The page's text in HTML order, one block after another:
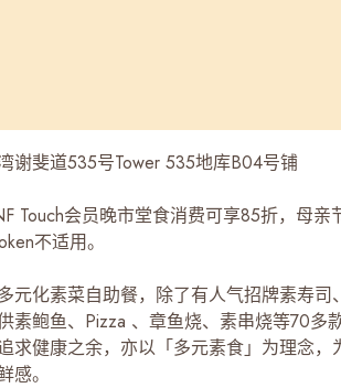
谢斐道535号Tower 535地库B04号铺
Touch会员晚市堂食消费可享85折，母亲
不适用。
元化素菜自助餐，除了有人气招牌素寿司
素鲍鱼、Pizza 、章鱼烧、素串烧等70多
求健康之余，亦以「多元素食」为理念，
感。